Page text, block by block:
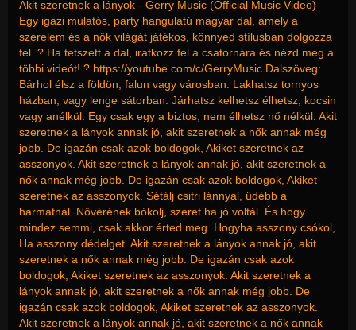
Akit szeretnek a lányok - Gerry Music (Official Music Video)
Egy igazi mulatós, party hangulatú magyar dal, amely a
szerelem és a nők világát játékos, könnyed stílusban dolgozza
fel. ? Ha tetszett a dal, iratkozz fel a csatornára és nézd meg a
többi videót! ? https://youtube.com/c/GerryMusic Dalszöveg:
Bárhol élsz a földön, falun vagy városban. Lakhatsz tornyos
házban, vagy lenge sátorban. Járhatsz kelhetsz élhetsz, kocsin
vagy anélkül. Egy csak egy a biztos, nem élhetsz nő nélkül. Akit
szeretnek a lányok annak jó, akit szeretnek a nők annak még
jobb. De igazán csak azok boldogok, Akiket szeretnek az
asszonyok. Akit szeretnek a lányok annak jó, akit szeretnek a
nők annak még jobb. De igazán csak azok boldogok, Akiket
szeretnek az asszonyok. Sétálj csitri lánnyal, üdébb a
harmatnál. Nővérének bókolj, szeret ha jó voltál. És hogy
mindez semmi, csak akkor érted meg. Hogyha asszony csókol,
Ha asszony dédelget. Akit szeretnek a lányok annak jó, akit
szeretnek a nők annak még jobb. De igazán csak azok
boldogok, Akiket szeretnek az asszonyok. Akit szeretnek a
lányok annak jó, akit szeretnek a nők annak még jobb. De
igazán csak azok boldogok, Akiket szeretnek az asszonyok.
Akit szeretnek a lányok annak jó, akit szeretnek a nők annak